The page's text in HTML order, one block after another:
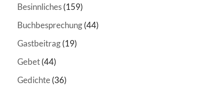
Besinnliches(159)
Buchbesprechung(44)
Gastbeitrag(19)
Gebet(44)
Gedichte(36)